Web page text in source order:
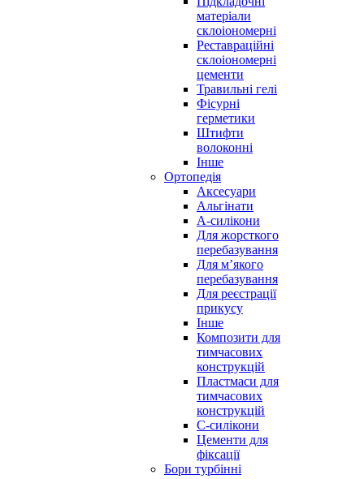
матеріали
склоіономерні
Реставраційні
склоіономерні
цементи
Травильні гелі
Фісурні
герметики
Штифти
волоконні
Інше
Ортопедія
Аксесуари
Альгінати
А-силікони
Для жорсткого
перебазування
Для м’якого
перебазування
Для реєстрації
прикусу
Інше
Композити для
тимчасових
конструкцій
Пластмаси для
тимчасових
конструкцій
С-силікони
Цементи для
фіксації
Бори турбінні